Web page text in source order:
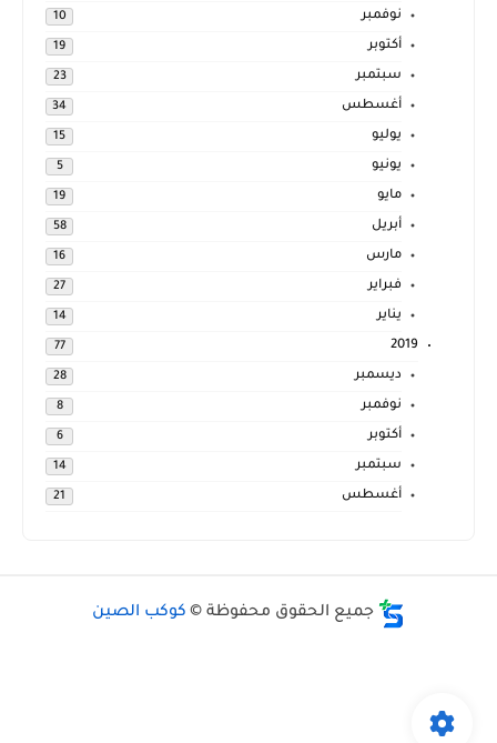
نوفمبر 10
أكتوبر 19
سبتمبر 23
أغسطس 34
يوليو 15
يونيو 5
مايو 19
أبريل 58
مارس 16
فبراير 27
يناير 14
2019
77
ديسمبر 28
نوفمبر 8
أكتوبر 6
سبتمبر 14
أغسطس 21
جميع الحقوق محفوظة © كوكب الصين